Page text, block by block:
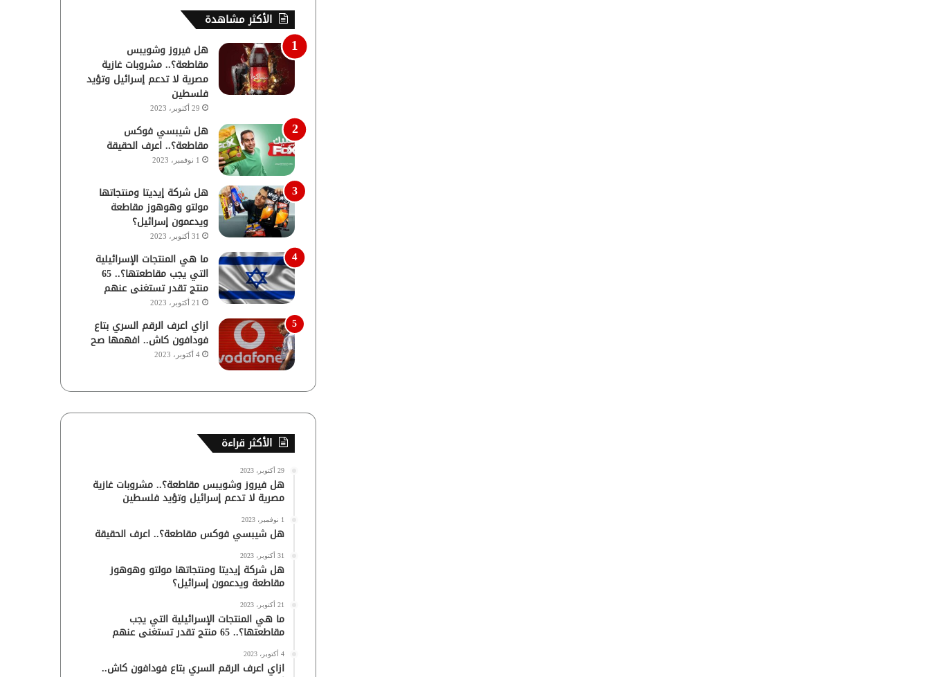
الأكثر مشاهدة
هل فيروز وشويبس
مقاطعة؟.. مشروبات غازية
مصرية لا تدعم إسرائيل وتؤيد
فلسطين
29 أكتوبر، 2023
هل شيبسي فوكس
مقاطعة؟.. اعرف الحقيقة
1 نوفمبر، 2023
هل شركة إيديتا ومنتجاتها
مولتو وهوهوز مقاطعة
ويدعمون إسرائيل؟
31 أكتوبر، 2023
ما هي المنتجات الإسرائيلية
التي يجب مقاطعتها؟.. 65
منتج تقدر تستغنى عنهم
21 أكتوبر، 2023
ازاي اعرف الرقم السري بتاع
فودافون كاش.. افهمها صح
4 أكتوبر، 2023
الأكثر قراءة
29 أكتوبر، 2023
هل فيروز وشويبس مقاطعة؟.. مشروبات غازية
مصرية لا تدعم إسرائيل وتؤيد فلسطين
1 نوفمبر، 2023
هل شيبسي فوكس مقاطعة؟.. اعرف الحقيقة
31 أكتوبر، 2023
هل شركة إيديتا ومنتجاتها مولتو وهوهوز
مقاطعة ويدعمون إسرائيل؟
21 أكتوبر، 2023
ما هي المنتجات الإسرائيلية التي يجب
مقاطعتها؟.. 65 منتج تقدر تستغنى عنهم
4 أكتوبر، 2023
ازاي اعرف الرقم السري بتاع فودافون كاش..